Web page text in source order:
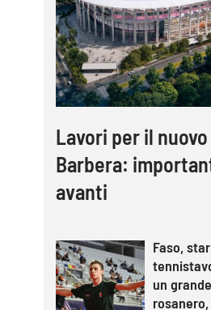
Lavori per il nuovo
Barbera:
avanti
Faso,
un